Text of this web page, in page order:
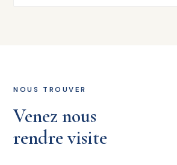
NOUS TROUVER
Venez nous
rendre visite